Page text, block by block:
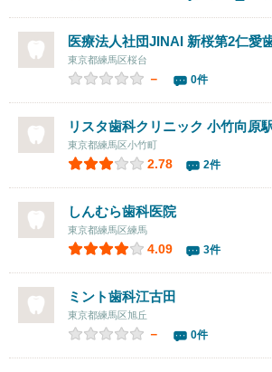
医療法人社団JINAI 新桜第2仁愛
東京都練馬区桜台
－ 0件
リスタ歯科クリニック 小竹向原
東京都練馬区小竹町
2.78 2件
しんむら歯科医院
東京都練馬区練馬
4.09 3件
ミント歯科江古田
東京都練馬区旭丘
－ 0件